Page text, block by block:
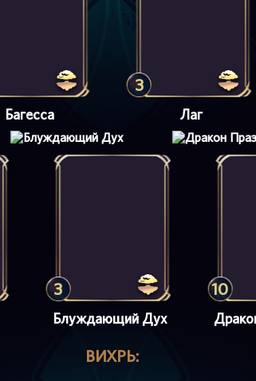
Багесса
3
Лаг
3
Блуждающий Дух
10
ВИХРЬ: